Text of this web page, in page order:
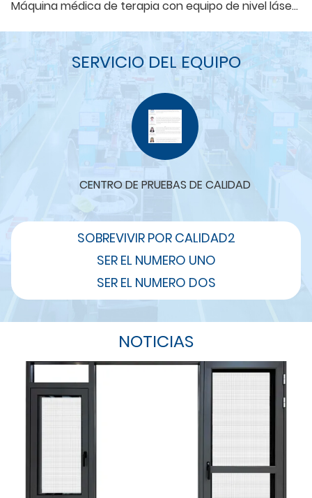
Máquina médica de terapia con equipo de nivel láser frío No2
SERVICIO DEL EQUIPO
CENTRO DE PRUEBAS DE CALIDAD
SOBREVIVIR POR CALIDAD2
SER EL NUMERO UNO
SER EL NUMERO DOS
NOTICIAS